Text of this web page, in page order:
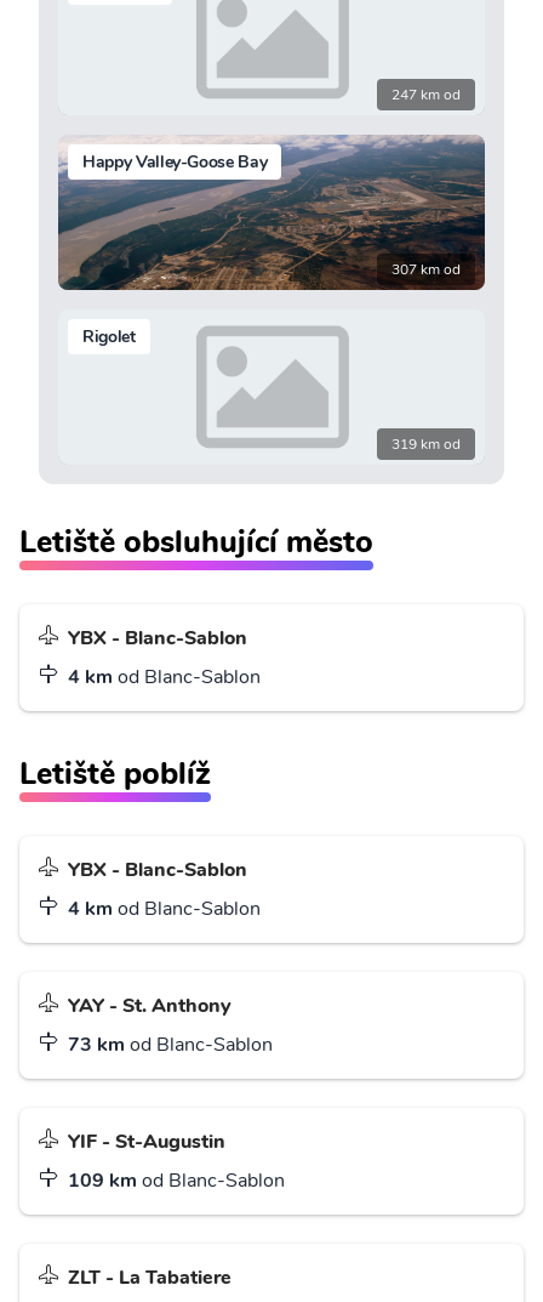
247 km od
Happy Valley-Goose Bay
307 km od
Rigolet
319 km od
Letiště obsluhující město
YBX - Blanc-Sablon
4 km od Blanc-Sablon
Letiště poblíž
YBX - Blanc-Sablon
4 km od Blanc-Sablon
YAY - St. Anthony
73 km od Blanc-Sablon
YIF - St-Augustin
109 km od Blanc-Sablon
ZLT - La Tabatiere